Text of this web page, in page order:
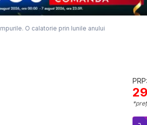
O calatorie prin lunile anului